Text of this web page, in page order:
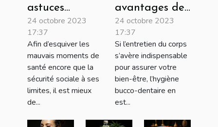
astuces
obtenir une
assurance
santé moins
chère ?
24 octobre 2023
17:37
Afin d’esquiver les
mauvais moments de
santé encore que la
sécurité sociale à ses
limites, il est mieux
de...
avantages de
l’usage d’une
brosse à dents
en bambou ?
24 octobre 2023
17:37
Si l’entretien du corps
s’avère indispensable
pour assurer votre
bien-être, l’hygiène
bucco-dentaire en
est...